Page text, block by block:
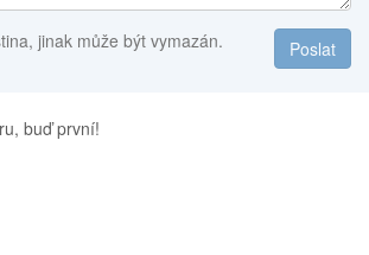
Poslat
jinak může být vymazán.
buď první!